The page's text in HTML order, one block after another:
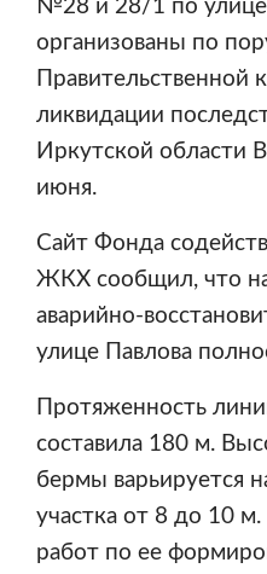
№28 и 28/1 по
организованы по
Правительственной
ликвидации
Иркутской области
июня.
Сайт Фонда
ЖКХ сообщил, что
аварийно-
улице Павлова
Протяженность
составила 180 м.
бермы варьируется
участка от 8 до 10
работ по ее